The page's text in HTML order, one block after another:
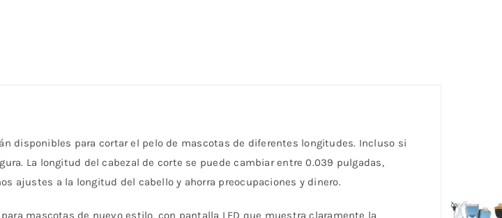
disponibles para cortar el pelo de mascotas de diferentes longitudes. Incluso si
La longitud del cabezal de corte se puede cambiar entre 0.039 pulgadas,
ajustes a la longitud del cabello y ahorra preocupaciones y dinero.
mascotas de nuevo estilo, con pantalla LED que muestra claramente la